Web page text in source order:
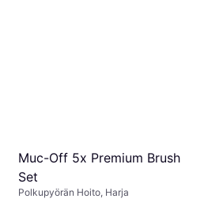
Muc-Off 5x Premium Brush
Set
Polkupyörän Hoito, Harja